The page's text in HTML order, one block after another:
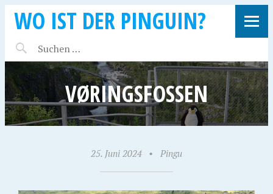
WO IST DER PINGUIN?
VØRINGSFOSSEN
25. Juni 2024 • Pingu